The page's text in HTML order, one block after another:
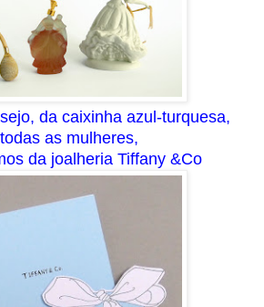
da caixinha azul-turquesa,
as mulheres,
da joalheria Tiffany &Co